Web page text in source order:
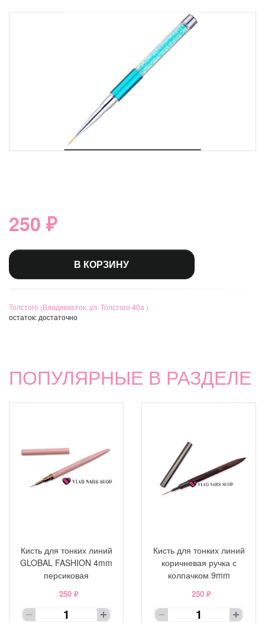
250 ₽
В КОРЗИНУ
Толстого (Владивосток, ул. Толстого 40а )
остаток: достаточно
ПОПУЛЯРНЫЕ В РАЗДЕЛЕ
Кисть для тонких линий
GLOBAL FASHION 4mm
персиковая
250 ₽
Кисть для тонких линий
коричневая ручка с
колпачком 9mm
250 ₽